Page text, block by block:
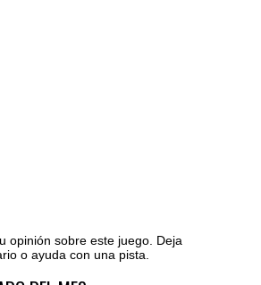
opinión sobre este juego. Deja
o ayuda con una pista.
comentarios